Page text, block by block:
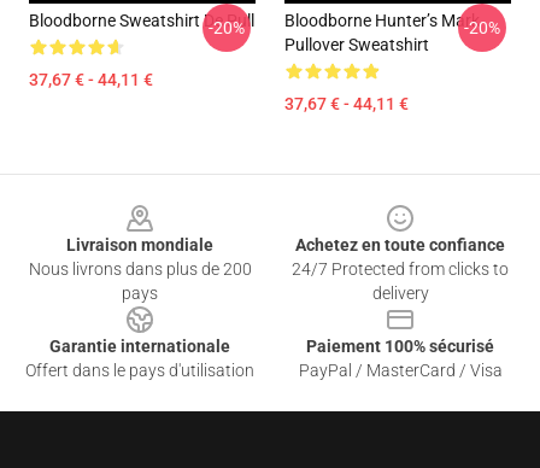
Bloodborne Sweatshirt De Pull
37,67 € - 44,11 €
-20%
Bloodborne Hunter’s Mark
Pullover Sweatshirt
37,67 € - 44,11 €
-20%
Livraison mondiale
Nous livrons dans plus de 200
pays
Achetez en toute confiance
24/7 Protected from clicks to
delivery
Garantie internationale
Offert dans le pays d'utilisation
Paiement 100% sécurisé
PayPal / MasterCard / Visa